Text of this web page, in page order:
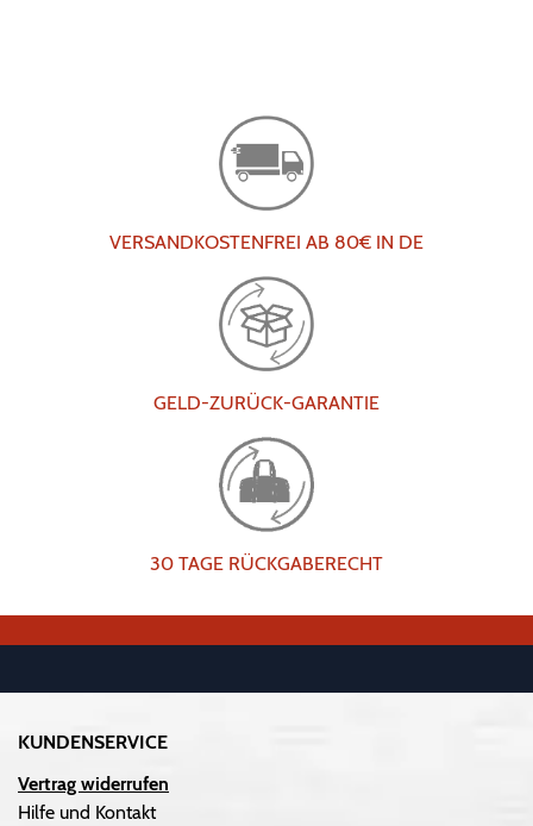
VERSANDKOSTENFREI AB 80€ IN DE
GELD-ZURÜCK-GARANTIE
30 TAGE RÜCKGABERECHT
KUNDENSERVICE
Vertrag widerrufen
Hilfe und Kontakt